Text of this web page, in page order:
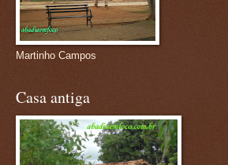
Martinho Campos
Casa antiga